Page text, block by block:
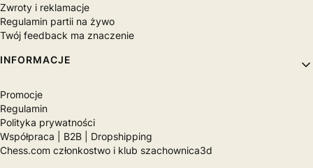
Zwroty i reklamacje
Regulamin partii na żywo
Twój feedback ma znaczenie
INFORMACJE
Promocje
Regulamin
Polityka prywatności
Współpraca | B2B | Dropshipping
Chess.com członkostwo i klub szachownica3d